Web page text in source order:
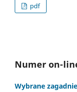
pdf
Numer on-
Wybrane